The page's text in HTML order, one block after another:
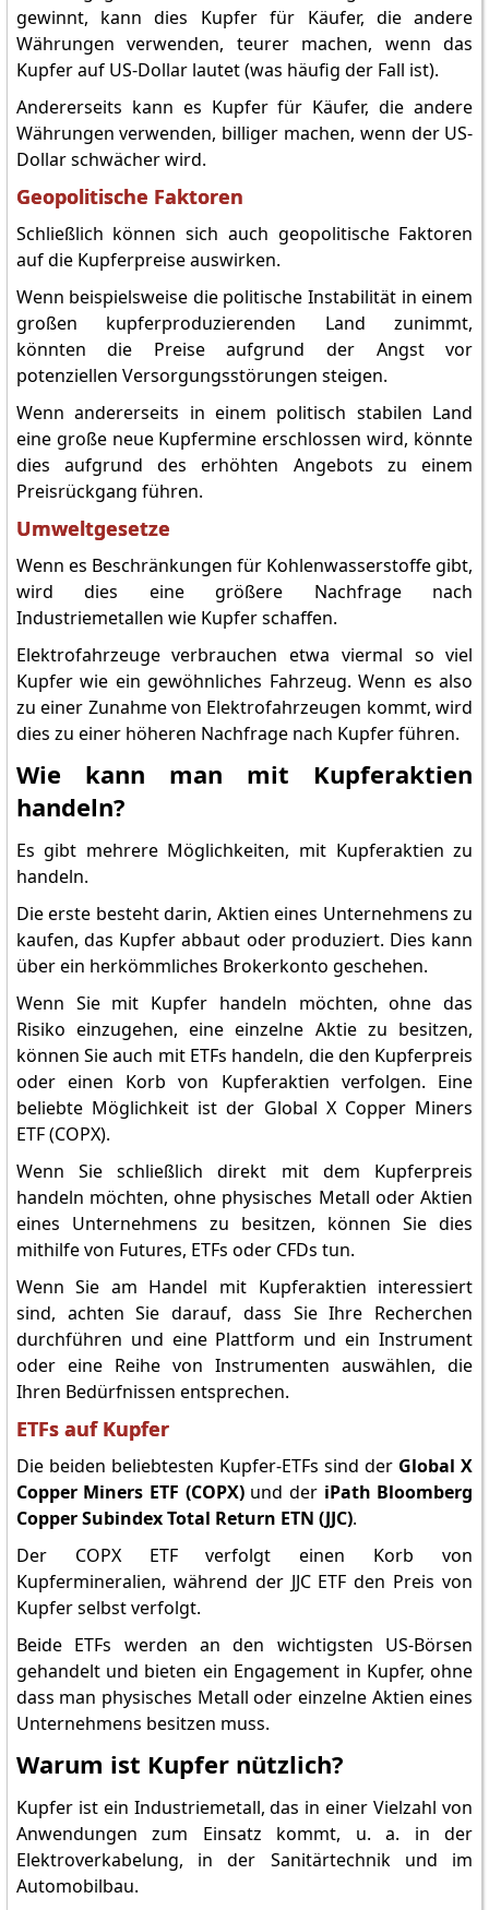
gewinnt, kann dies Kupfer für Käufer, die andere
Währungen verwenden, teurer machen, wenn das
Kupfer auf US-Dollar lautet (was häufig der Fall ist).
Andererseits kann es Kupfer für Käufer, die andere
Währungen verwenden, billiger machen, wenn der US-
Dollar schwächer wird.
Geopolitische Faktoren
Schließlich können sich auch geopolitische Faktoren
auf die Kupferpreise auswirken.
Wenn beispielsweise die politische Instabilität in einem
großen kupferproduzierenden Land zunimmt,
könnten die Preise aufgrund der Angst vor
potenziellen Versorgungsstörungen steigen.
Wenn andererseits in einem politisch stabilen Land
eine große neue Kupfermine erschlossen wird, könnte
dies aufgrund des erhöhten Angebots zu einem
Preisrückgang führen.
Umweltgesetze
Wenn es Beschränkungen für Kohlenwasserstoffe gibt,
wird dies eine größere Nachfrage nach
Industriemetallen wie Kupfer schaffen.
Elektrofahrzeuge verbrauchen etwa viermal so viel
Kupfer wie ein gewöhnliches Fahrzeug. Wenn es also
zu einer Zunahme von Elektrofahrzeugen kommt, wird
dies zu einer höheren Nachfrage nach Kupfer führen.
Wie kann man mit Kupferaktien
handeln?
Es gibt mehrere Möglichkeiten, mit Kupferaktien zu
handeln.
Die erste besteht darin, Aktien eines Unternehmens zu
kaufen, das Kupfer abbaut oder produziert. Dies kann
über ein herkömmliches Brokerkonto geschehen.
Wenn Sie mit Kupfer handeln möchten, ohne das
Risiko einzugehen, eine einzelne Aktie zu besitzen,
können Sie auch mit ETFs handeln, die den Kupferpreis
oder einen Korb von Kupferaktien verfolgen. Eine
beliebte Möglichkeit ist der Global X Copper Miners
ETF (COPX).
Wenn Sie schließlich direkt mit dem Kupferpreis
handeln möchten, ohne physisches Metall oder Aktien
eines Unternehmens zu besitzen, können Sie dies
mithilfe von Futures, ETFs oder CFDs tun.
Wenn Sie am Handel mit Kupferaktien interessiert
sind, achten Sie darauf, dass Sie Ihre Recherchen
durchführen und eine Plattform und ein Instrument
oder eine Reihe von Instrumenten auswählen, die
Ihren Bedürfnissen entsprechen.
ETFs auf Kupfer
Die beiden beliebtesten Kupfer-ETFs sind der Global X
Copper Miners ETF (COPX)und der iPath Bloomberg
Copper Subindex Total Return ETN (JJC).
Der COPX ETF verfolgt einen Korb von
Kupfermineralien, während der JJC ETF den Preis von
Kupfer selbst verfolgt.
Beide ETFs werden an den wichtigsten US-Börsen
gehandelt und bieten ein Engagement in Kupfer, ohne
dass man physisches Metall oder einzelne Aktien eines
Unternehmens besitzen muss.
Warum ist Kupfer nützlich?
Kupfer ist ein Industriemetall, das in einer Vielzahl von
Anwendungen zum Einsatz kommt, u. a. in der
Elektroverkabelung, in der Sanitärtechnik und im
Automobilbau.